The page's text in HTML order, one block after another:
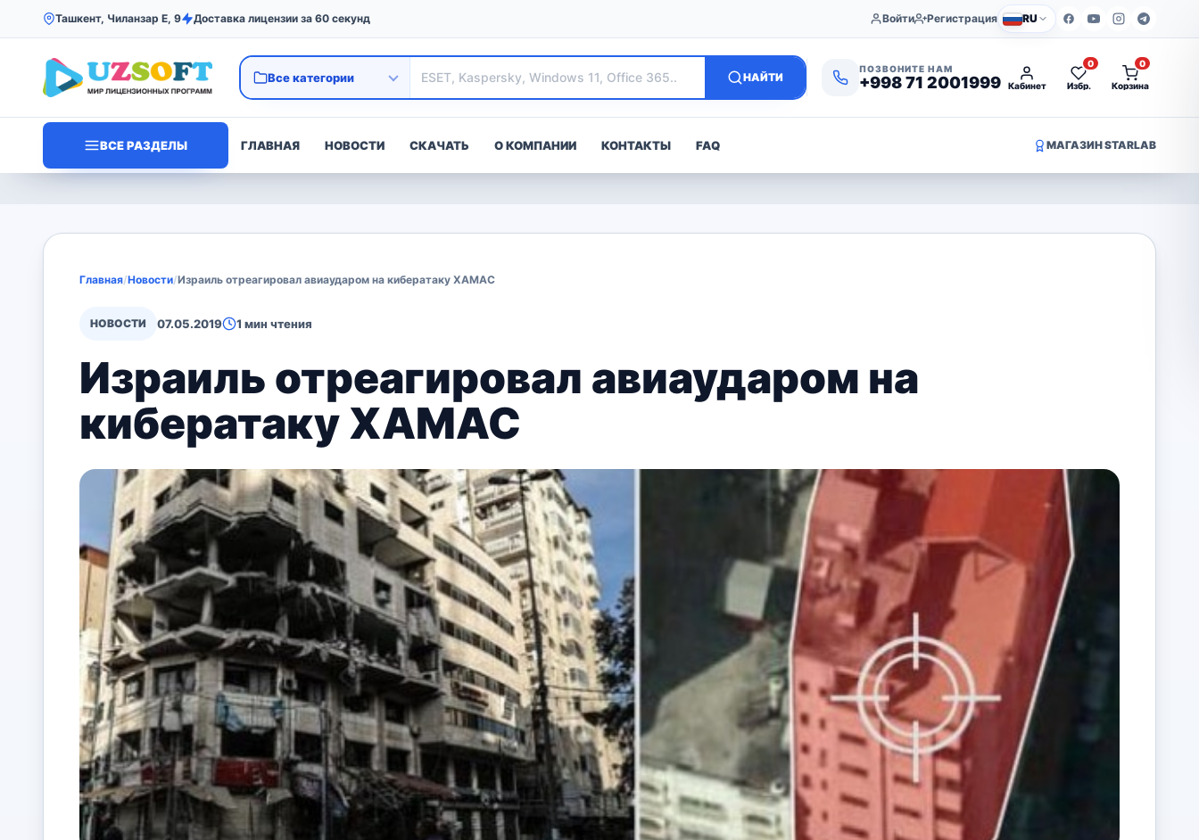
Ташкент, Чиланзар Е, 9 Доставка лицензии за 60 секунд Войти Регистрация RU
НАЙТИ
ПОЗВОНИТЕ НАМ
+998 71 2001999 Кабинет Избр.
0
Корзина
0
ВСЕ РАЗДЕЛЫ ГЛАВНАЯ НОВОСТИ СКАЧАТЬ О КОМПАНИИ КОНТАКТЫ FAQ МАГАЗИН STARLAB
Главная/Новости/Израиль отреагировал авиаударом на кибератаку ХАМАС
НОВОСТИ 07.05.2019 1 мин чтения
Израиль отреагировал авиаударом на
кибератаку ХАМАС